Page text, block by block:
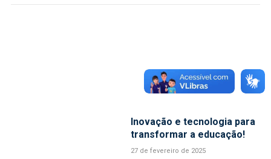
Inovação e tecnologia para
transformar a educação!
27 de fevereiro de 2025